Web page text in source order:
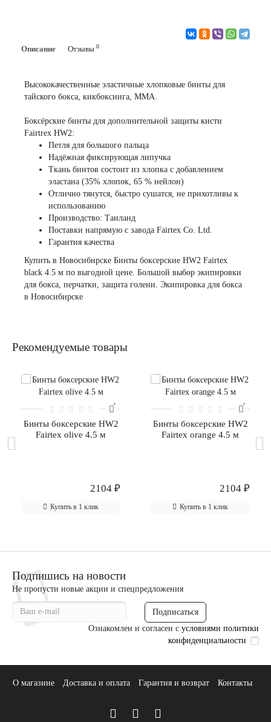
Описание Отзывы 0
Высококачественные эластичные хлопковые бинты для
тайского бокса, кикбоксинга, MMA.
Боксёрские бинты для дополнительной защиты кисти
Fairtrex HW2:
Петля для большого пальца
Надёжная фиксирующая липучка
Ткань бинтов состоит из хлопка с добавлением
эластана (35% хлопок, 65 % нейлон)
Отлично тянутся, быстро сушатся, не прихотливы к
использованию
Производство: Таиланд
Поставки напрямую с завода Fairtex Co. Ltd.
Гарантия качества
Купить в Новосибирске Бинты боксерские HW2 Fairtex
black 4.5 м по выгодной цене. Большой выбор экипировки
для бокса, перчатки, защита голени. Экипировка для бокса
в Новосибирске
Рекомендуемые товары
Бинты боксерские HW2
Fairtex olive 4.5 м
2104 ₽
Купить в 1 клик
Бинты боксерские HW2
Fairtex orange 4.5 м
2104 ₽
Купить в 1 клик
Подпишись на новости
Не пропусти новые акции и спецпредложения
Подписаться
Ознакомлен и согласен с условиями политики
конфиденциальности
О магазине Доставка и оплата Гарантия и возврат Контакты